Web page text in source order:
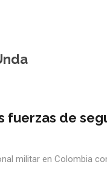
fuerzas de
militar en Colombia